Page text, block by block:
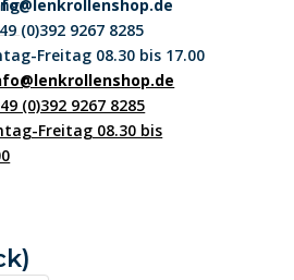
(0)392 9267 8285
Freitag 08.30 bis 17.00
(0)392 9267 8285
Freitag 08.30 bis